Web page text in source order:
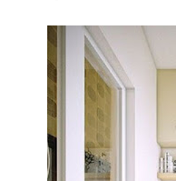
ăn ngoài
trời sân
vườn sân
thượng
nhôm đúc